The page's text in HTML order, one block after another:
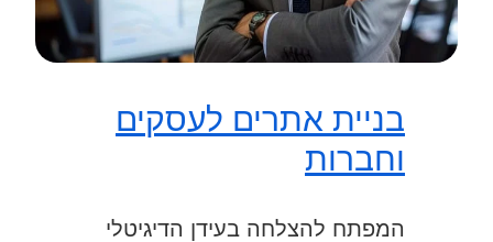
בניית אתרים לעסקים
וחברות
המפתח להצלחה בעידן הדיגיטלי